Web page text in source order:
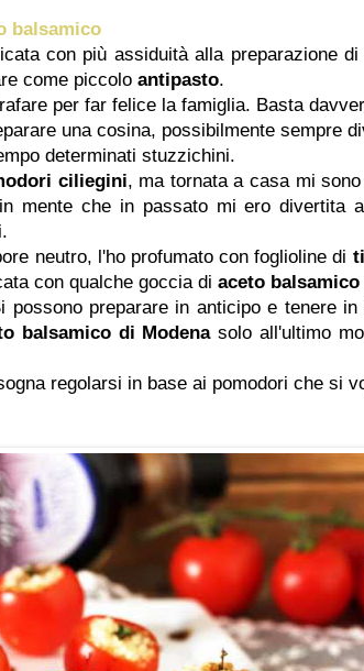
balsamico
con più assiduità alla preparazione di
come piccolo antipasto.
per far felice la famiglia. Basta
una cosina, possibilmente sempre
determinati stuzzichini.
ciliegini, ma tornata a casa mi
mente che in passato mi ero divertita
neutro, l'ho profumato con foglioline di
con qualche goccia di aceto
preparare in anticipo e tenere
balsamico di Modenasolo all'ultimo
regolarsi in base ai pomodori che si